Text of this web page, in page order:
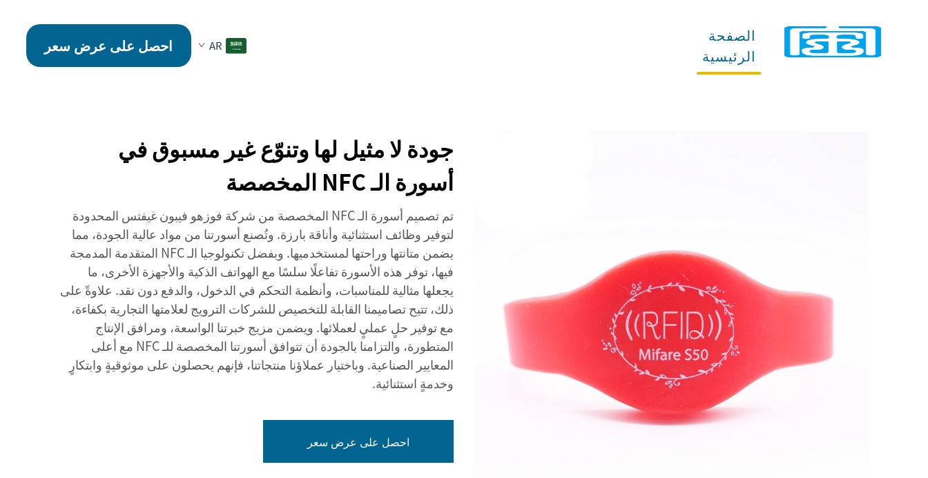
الصفحة
الرئيسية
AR احصل على عرض سعر
جودة لا مثيل لها وتنوّع غير مسبوق في
أسورة الـ NFC المخصصة
تم تصميم أسورة الـ NFC المخصصة من شركة فوزهو فيبون غيفتس المحدودة
لتوفير وظائف استثنائية وأناقة بارزة. وتُصنع أسورتنا من مواد عالية الجودة، مما
يضمن متانتها وراحتها لمستخدميها. وبفضل تكنولوجيا الـ NFC المتقدمة المدمجة
فيها، توفر هذه الأسورة تفاعلًا سلسًا مع الهواتف الذكية والأجهزة الأخرى، ما
يجعلها مثالية للمناسبات، وأنظمة التحكم في الدخول، والدفع دون نقد. علاوةً على
ذلك، تتيح تصاميمنا القابلة للتخصيص للشركات الترويج لعلامتها التجارية بكفاءة،
مع توفير حلٍ عمليٍ لعملائها. ويضمن مزيج خبرتنا الواسعة، ومرافق الإنتاج
المتطورة، والتزامنا بالجودة أن تتوافق أسورتنا المخصصة للـ NFC مع أعلى
المعايير الصناعية. وباختيار عملاؤنا منتجاتنا، فإنهم يحصلون على موثوقيةٍ وابتكارٍ
وخدمةٍ استثنائية.
احصل على عرض سعر